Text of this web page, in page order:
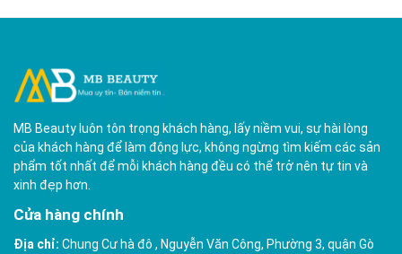
MB Beauty luôn tôn trọng khách hàng, lấy niềm vui, sự hài lòng
của khách hàng để làm động lực, không ngừng tìm kiếm các sản
phẩm tốt nhất để mỗi khách hàng đều có thể trở nên tự tin và
xinh đẹp hơn.
Cửa hàng chính
Địa chỉ: Chung Cư hà đô , Nguyễn Văn Công, Phường 3, quận Gò